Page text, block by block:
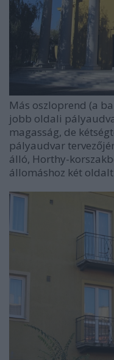
Más oszloprend (a
jobb oldali
magasság, de
pályaudvar
álló, Horthy-
állomáshoz két